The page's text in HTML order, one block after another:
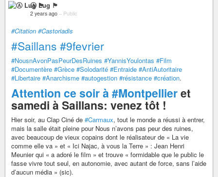
Ⓐ Lug 🏴
2 years ago – Public
#Citation #Castoriadis
#Saillans #9fevrier
#NousnAvonPasPeurDesRuines #YannisYoulontas #Film
#Documentère #Grèce #Solodarité #Entraide #AntiAutoritaire
#Libertaire #Anarchisme #autogestion #résistance #création.
Attention ce soir à #Montpellieret
samedi à Saillans: venez tôt !
Hier soir, au Clap Ciné de #Carmaux, tout le monde a réussi à entrer,
mais la salle était pleine pour Nous n’avons pas peur des ruines,
avec beaucoup de vieux copains dont le réalisateur de « La vie
comme elle va » et « Ici Najac, à vous la Terre » : Jean Henri
Meunier qui « a adoré le film » et trouve « formidable que le public le
fasse vivre tout seul, en autonomie, avec autant de force, sans l’aide
d’aucun média » (sic).